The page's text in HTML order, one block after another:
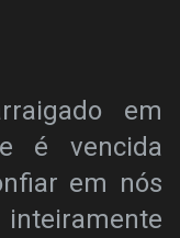
em
é vencida
em nós
inteiramente